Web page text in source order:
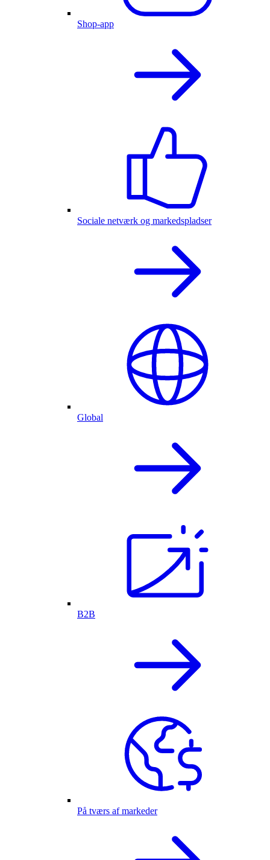
Shop-app
Sociale netværk og markedspladser
Global
B2B
På tværs af markeder